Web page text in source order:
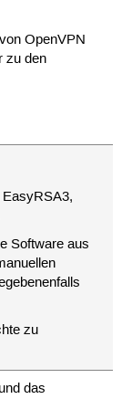
OpenVPN
zu den
EasyRSA3,
Software aus
zu
das